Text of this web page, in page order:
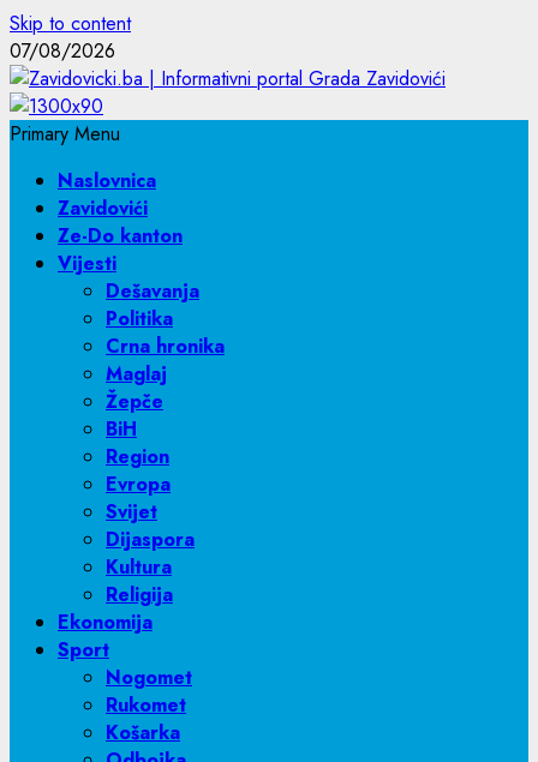
Skip to content
07/08/2026
Primary Menu
Naslovnica
Zavidovići
Ze-Do kanton
Vijesti
Dešavanja
Politika
Crna hronika
Maglaj
Žepče
BiH
Region
Evropa
Svijet
Dijaspora
Kultura
Religija
Ekonomija
Sport
Nogomet
Rukomet
Košarka